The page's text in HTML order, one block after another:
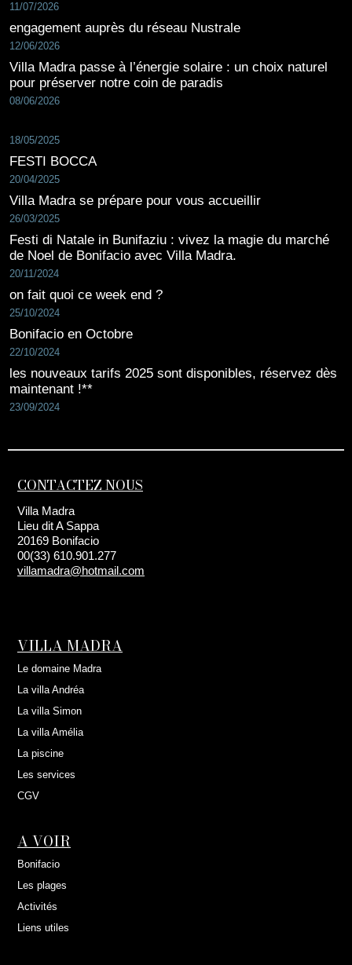
11/07/2026
engagement auprès du réseau Nustrale
12/06/2026
Villa Madra passe à l’énergie solaire : un choix naturel
pour préserver notre coin de paradis
08/06/2026
18/05/2025
FESTI BOCCA
20/04/2025
Villa Madra se prépare pour vous accueillir
26/03/2025
Festi di Natale in Bunifaziu : vivez la magie du marché
de Noel de Bonifacio avec Villa Madra.
20/11/2024
on fait quoi ce week end ?
25/10/2024
Bonifacio en Octobre
22/10/2024
les nouveaux tarifs 2025 sont disponibles, réservez dès
maintenant !**
23/09/2024
CONTACTEZ NOUS
Villa Madra
Lieu dit A Sappa
20169 Bonifacio
00(33) 610.901.277
villamadra@hotmail.com
VILLA MADRA
Le domaine Madra
La villa Andréa
La villa Simon
La villa Amélia
La piscine
Les services
CGV
A VOIR
Bonifacio
Les plages
Activités
Liens utiles